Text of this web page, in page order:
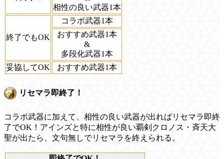
相性の良い武器1本
終了でもOK
コラボ武器1本
おすすめ武器1本
&
多段化武器1本
妥協してOK
おすすめ武器1本
リセマラ即終了！
コラボ武器に加えて、相性の良い武器が出ればリセマラ即終
了でOK！アインズと特に相性が良い覇剣クロノス・斉天大
聖が出たら、文句無しでリセマラを終えられる。